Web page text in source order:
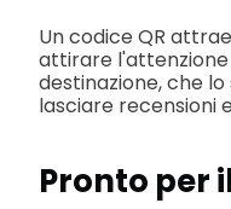
Un codice QR
attirare
destinazione, che
lasciare recensioni
Pronto per